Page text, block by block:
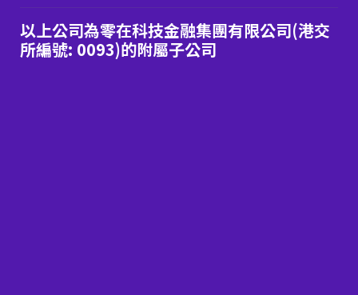
以上公司為零在科技金融集團有限公司(港交
所編號: 0093)的附屬子公司